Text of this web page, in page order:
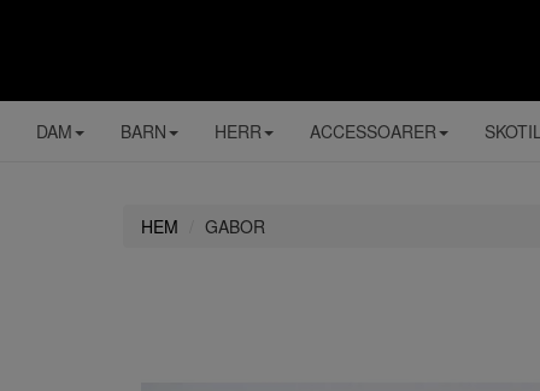
DAM BARN HERR ACCESSOARER
HEM GABOR